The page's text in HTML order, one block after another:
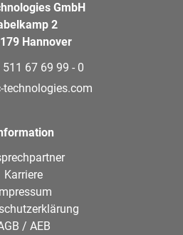
GmbH
2
Hannover
67 69 99 - 0
technologies.com
Karriere
/ AEB